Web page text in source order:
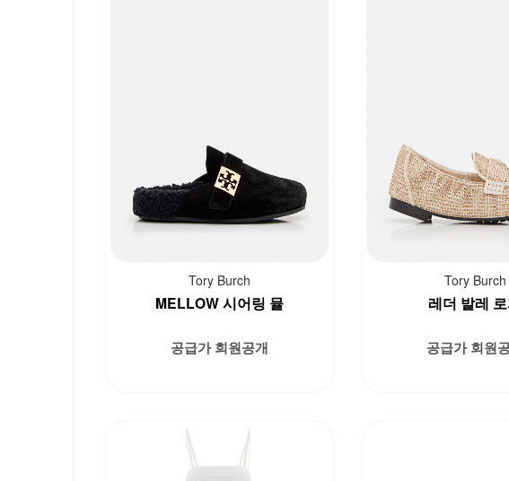
Tory Burch
MELLOW 시어링 뮬
공급가 회원공개
Tory Burch
레더 발레
공급가 회원